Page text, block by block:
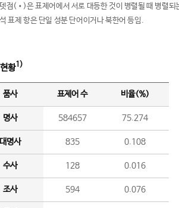
점(•)은 표제어에서 서로 대등한 것이 병렬될 때 병렬되
표제 항은 단일 성분 단어이거나 북한어 등임.
황1)
품사 표제어 수 비율(%)
명사 584657 75.274
명사 835 0.108
수사 128 0.016
조사 594 0.076